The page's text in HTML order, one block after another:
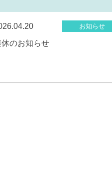
お知らせ
休のお知らせ